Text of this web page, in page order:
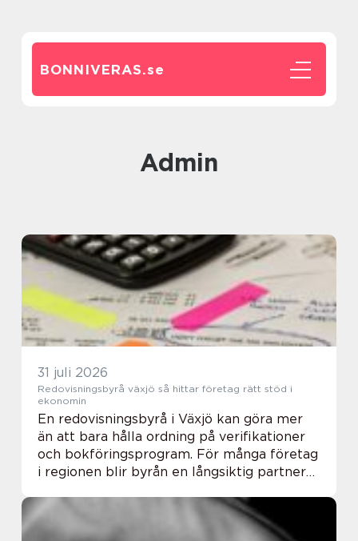
BONNIVERAS.se
admin
31 juli 2026
Redovisningsbyrå växjö så hittar företag rätt stöd i
ekonomin
En redovisningsbyrå i Växjö kan göra mer
än att bara hålla ordning på verifikationer
och bokföringsprogram. För många företag
i regionen blir byrån en långsiktig partner
med trygghet i vardagen. När lagkraven...